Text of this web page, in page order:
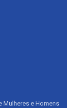
Mulheres e Homens